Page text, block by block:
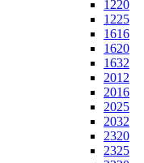
1220
1225
1616
1620
1632
2012
2016
2025
2032
2320
2325